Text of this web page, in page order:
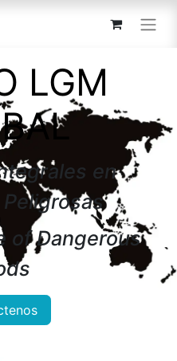
LGM
en
of Dangerous